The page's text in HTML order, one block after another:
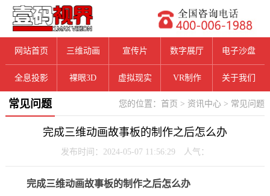
网站首页 三维动画 宣传片 数字展厅 电子沙盘
全息投影 裸眼3D 虚拟现实 VR制作 关于我们
您的位置： 首页 > 资讯中心 > 常见问题
常见问题
完成三维动画故事板的制作之后怎么办
发布时间：2024-05-07 11:56:29 人气：
完成三维动画故事板的制作之后怎么办